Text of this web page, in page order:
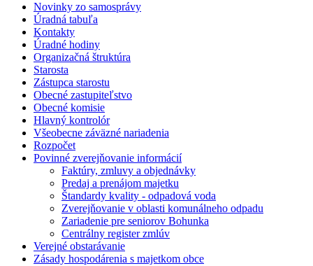
Novinky zo samosprávy
Úradná tabuľa
Kontakty
Úradné hodiny
Organizačná štruktúra
Starosta
Zástupca starostu
Obecné zastupiteľstvo
Obecné komisie
Hlavný kontrolór
Všeobecne záväzné nariadenia
Rozpočet
Povinné zverejňovanie informácií
Faktúry, zmluvy a objednávky
Predaj a prenájom majetku
Štandardy kvality - odpadová voda
Zverejňovanie v oblasti komunálneho odpadu
Zariadenie pre seniorov Bohunka
Centrálny register zmlúv
Verejné obstarávanie
Zásady hospodárenia s majetkom obce